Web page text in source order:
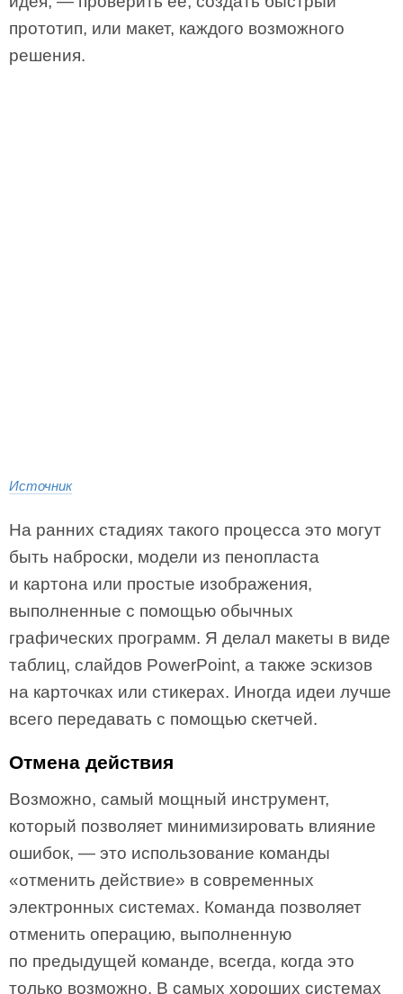
прототип, или макет, каждого возможного
решения.
Источник
На ранних стадиях такого процесса это могут
быть наброски, модели из пенопласта
и картона или простые изображения,
выполненные с помощью обычных
графических программ. Я делал макеты в виде
таблиц, слайдов PowerPoint, а также эскизов
на карточках или стикерах. Иногда идеи лучше
всего передавать с помощью скетчей.
Отмена действия
Возможно, самый мощный инструмент,
который позволяет минимизировать влияние
ошибок, — это использование команды
«отменить действие» в современных
электронных системах. Команда позволяет
отменить операцию, выполненную
по предыдущей команде, всегда, когда это
только возможно. В самых хороших системах